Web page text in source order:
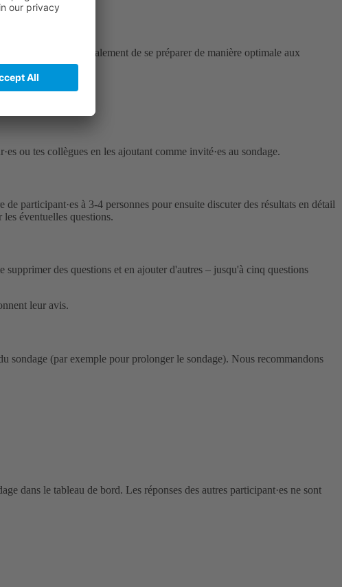
permet également de se préparer de manière optimale aux
ou tes collègues en les ajoutant comme invité·es au sondage.
participant·es à 3-4 personnes pour ensuite discuter des résultats en détail
éventuelles questions.
des questions et en ajouter d'autres – jusqu'à cinq questions
leur avis.
sondage (par exemple pour prolonger le sondage). Nous recommandons
dans le tableau de bord. Les réponses des autres participant·es ne sont